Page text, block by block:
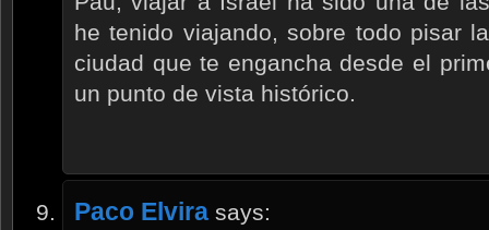
he tenido viajando, sobre todo pisar
ciudad que te engancha desde el
un punto de vista histórico.
Paco Elvira says: